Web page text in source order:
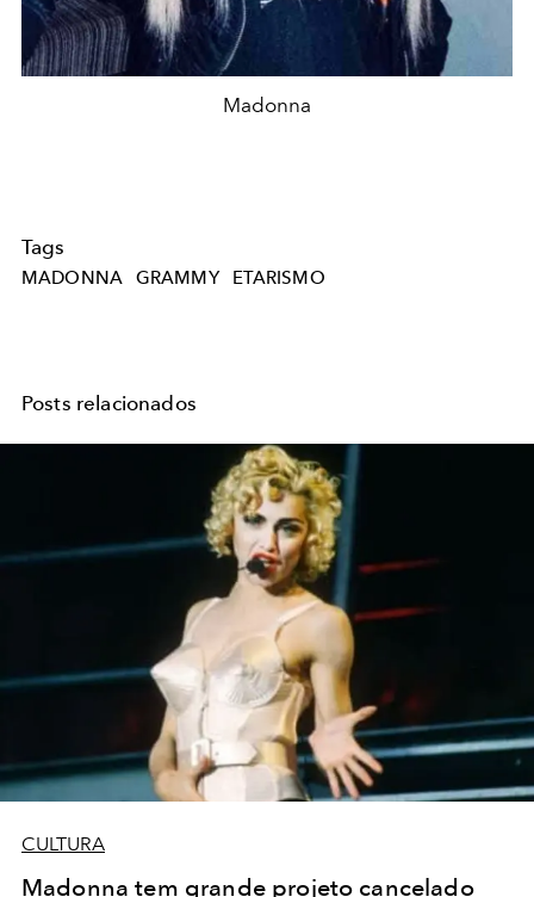
Madonna
Tags
MADONNA GRAMMY ETARISMO
Posts relacionados
CULTURA
Madonna tem grande projeto cancelado